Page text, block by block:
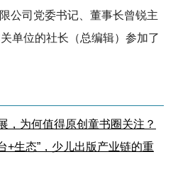
公司党委书记、董事长曾锐主
单位的社长（总编辑）参加了
，为何值得原创童书圈关注？
+生态”，少儿出版产业链的重